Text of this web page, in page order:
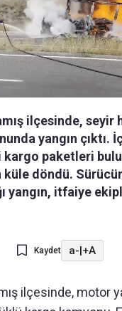
ilçesinde, seyir
yangın çıktı.
kargo paketleri
döndü.
yangın, itfaiye
Kaydet a-|+A
ilçesinde, motor